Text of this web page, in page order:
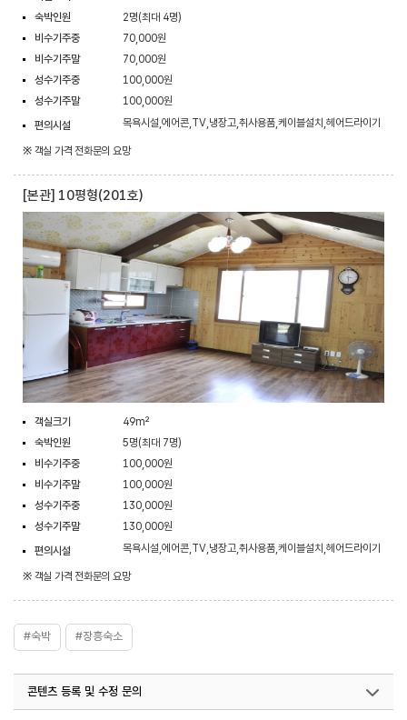
숙박인원
2명(최대 4명)
비수기주중
70,000원
비수기주말
70,000원
성수기주중
100,000원
성수기주말
100,000원
편의시설
목욕시설,에어콘,TV,냉장고,취사용품,케이블설치,헤어드라이기
※ 객실 가격 전화문의 요망
[본관] 10평형(201호)
객실크기
49m²
숙박인원
5명(최대 7명)
비수기주중
100,000원
비수기주말
100,000원
성수기주중
130,000원
성수기주말
130,000원
편의시설
목욕시설,에어콘,TV,냉장고,취사용품,케이블설치,헤어드라이기
※ 객실 가격 전화문의 요망
#숙박 #장흥숙소
콘텐츠 등록 및 수정 문의